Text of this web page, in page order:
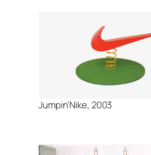
Jumpin’Nike, 2003